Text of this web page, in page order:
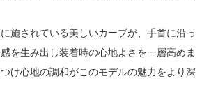
施されている美しいカーブが、手首に沿っ
を生み出し装着時の心地よさを一層高めま
け心地の調和がこのモデルの魅力をより深